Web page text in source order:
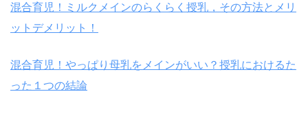
混合育児！ミルクメインのらくらく授乳，その方法とメリ
ットデメリット！
混合育児！やっぱり母乳をメインがいい？授乳におけるた
った１つの結論